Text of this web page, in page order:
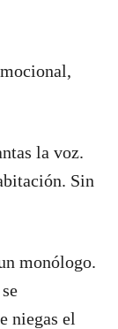
la voz.
Sin
monólogo.
niegas el